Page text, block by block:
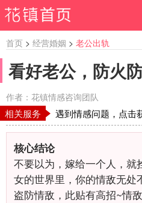
首页 > 经营婚姻 > 老公出轨
看好老公，防火
作者：花镇情感咨询团队
相关服务 遇到情感问题，点击
核心结论
不要以为，嫁给一个人，就
女的世界里，你的情敌无处
盗防情敌，此贴有高招~情